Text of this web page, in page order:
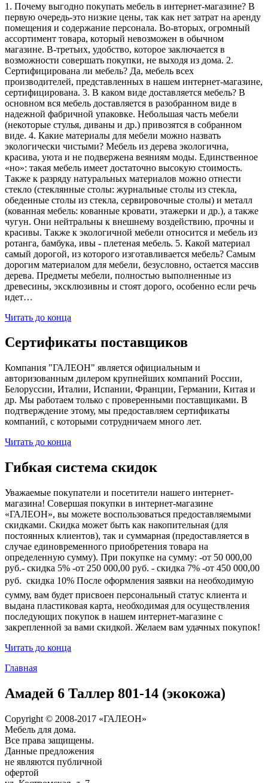
1. Почему выгодно покупать мебель в интернет-магазине? В
первую очередь-это низкие цены, так как нет затрат на аренду
помещения и содержание персонала. Во-вторых, огромный
ассортимент товара, который невозможен в обычном
магазине. В-третьих, удобство, которое заключается в
возможности совершать покупки, не выходя из дома. 2.
Сертифицирована ли мебель? Да, мебель всех
производителей, представленных в нашем интернет-магазине,
сертифицирована. 3. В каком виде доставляется мебель? В
основном вся мебель доставляется в разобранном виде в
надежной фабричной упаковке. Небольшая часть мебели
(некоторые стулья, диваны и др.) привозятся в собранном
виде. 4. Какие материалы для мебели можно назвать
экологически чистыми? Мебель из дерева экологична,
красива, уюта и не подвержена веяниям моды. Единственное
«но»: такая мебель имеет достаточно высокую стоимость.
Также к разряду натуральных материалов можно отнести
стекло (стеклянные столы: журнальные столы из стекла,
обеденные столы из стекла, сервировочные столы) и металл
(кованная мебель: кованные кровати, этажерки и др.), а также
чугун. Они нейтральны к внешнему воздействию, прочны и
красивы. Также к экологичной мебели относится и мебель из
ротанга, бамбука, ивы - плетеная мебель. 5. Какой материал
самый дорогой, из которого изготавливается мебель? Самым
дорогим материалом для мебели, безусловно, остается массив
дерева. Предметы мебели, полностью выполненные из
древесины, эксклюзивны и стоят дорого, особенно если речь
идет…
Читать до конца
Сертификаты поставщиков
Компания "ГАЛЕОН" является официальным и
авторизованным дилером крупнейших компаний России,
Белоруссии, Италии, Испании, Франции, Германии, Китая и
др. Мы работаем только с проверенными поставщиками. В
подтверждение этому, мы предоставляем сертификаты
компаний, с которыми сотрудничаем много лет.
Читать до конца
Гибкая система скидок
Уважаемые покупатели и посетители нашего интернет-
магазина! Совершая покупки в интернет-магазине
«ГАЛЕОН», вы можете воспользоваться предоставляемыми
скидками. Скидка может быть как накопительная (для
постоянных клиентов), так и суммарная (предоставляется в
случае единовременного приобретения товара на
определенную сумму). При покупке на сумму: -от 50 000,00
руб.- скидка 5% -от 250 000,00 руб. - скидка 7% -от 450 000,00
руб.  скидка 10% После оформления заявки на необходимую
сумму, вам будет присвоен персональный статус клиента и
выдана пластиковая карта, необходимая для осуществления
последующих покупок в нашем интернет-магазине с
закрепленной за вами скидкой. Желаем вам удачных покупок!
Читать до конца
Главная
Амадей 6 Таллер 801-14 (экокожа)
Copyright © 2008-2017 «ГАЛЕОН»
Мебель для дома.
Все права защищены.
Данные предложения
не являются публичной
офертой